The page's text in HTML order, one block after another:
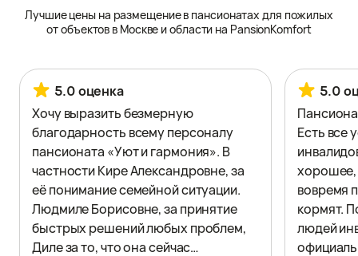
Лучшие цены на размещение в пансионатах для пожилых
от объектов в Москве и области на PansionKomfort
5.0 оценка
Хочу выразить безмерную
благодарность всему персоналу
пансионата «Уют и гармония». В
частности Кире Александровне, за
её понимание семейной ситуации.
Людмиле Борисовне, за принятие
быстрых решений любых проблем,
Диле за то, что она сейчас
5.0
Есть все
хорошее,
вовремя
кормят.
людей